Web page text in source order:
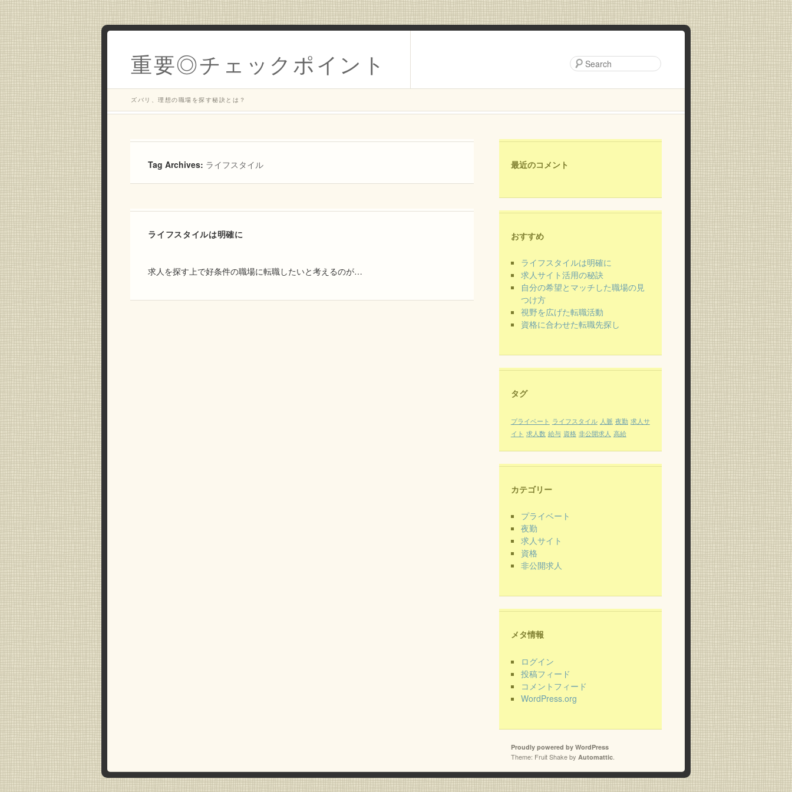
重要◎チェックポイント
ズバリ、理想の職場を探す秘訣とは？
Tag Archives: ライフスタイル
ライフスタイルは明確に
求人を探す上で好条件の職場に転職したいと考えるのが…
最近のコメント
おすすめ
ライフスタイルは明確に
求人サイト活用の秘訣
自分の希望とマッチした職場の見
つけ方
視野を広げた転職活動
資格に合わせた転職先探し
タグ
プライベート ライフスタイル 人脈 夜勤 求人サ
イト 求人数 給与 資格 非公開求人 高給
カテゴリー
プライベート
夜勤
求人サイト
資格
非公開求人
メタ情報
ログイン
投稿フィード
コメントフィード
WordPress.org
Proudly powered by WordPress
Theme: Fruit Shake by Automattic.